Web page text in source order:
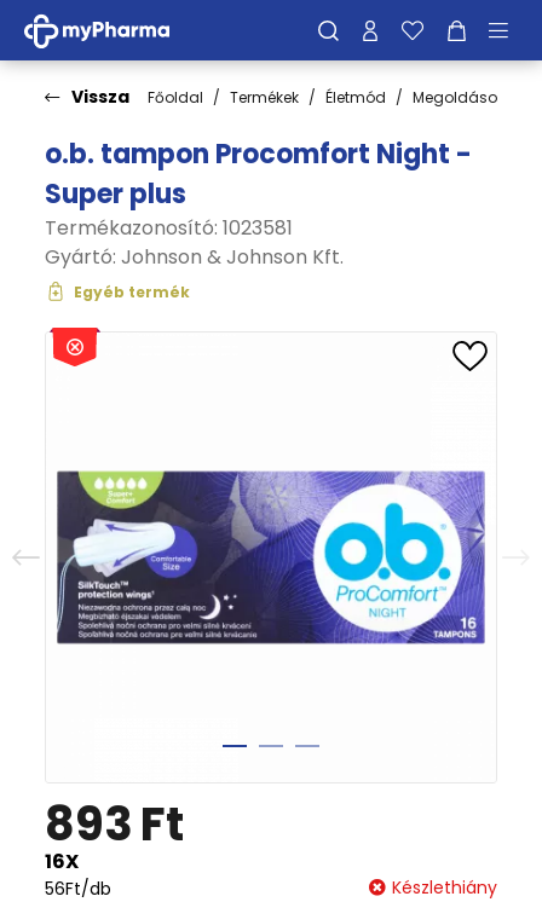
Vissza Főoldal Termékek Életmód Megoldások
o.b. tampon Procomfort Night -
Super plus
Termékazonosító: 1023581
Gyártó: Johnson & Johnson Kft.
Egyéb termék
893Ft
16X
56Ft/db Készlethiány